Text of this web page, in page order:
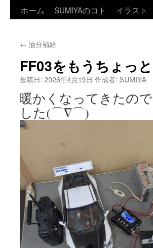
ホーム SUMIYAのコト イラスト
← 油分補給
FF03をもうちょっと
投稿日: 2026年4月19日 作成者: SUMIYA
暖かくなってきたので
した(⌒∇⌒)